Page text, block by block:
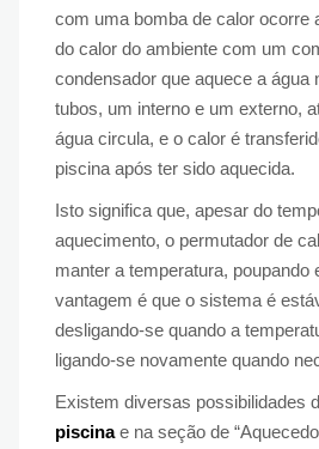
com uma bomba de calor ocorre
do calor do ambiente com um
condensador que aquece a água
tubos, um interno e um externo,
água circula, e o calor é
piscina após ter sido aquecida.
Isto significa que, apesar do
aquecimento, o permutador de
manter a temperatura, poupando
vantagem é que o sistema é
desligando-se quando a
ligando-se novamente quando
Existem diversas possibilidades
piscinae na seção de